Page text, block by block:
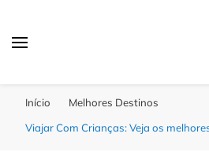
Início
Melhores Destinos
Viajar Com Crianças: Veja os